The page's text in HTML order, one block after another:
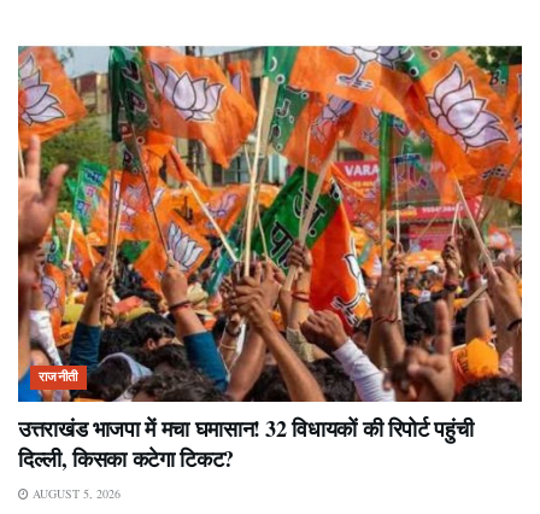
राजनीती
उत्तराखंड भाजपा में मचा घमासान! 32 विधायकों की रिपोर्ट पहुंची
दिल्ली, किसका कटेगा टिकट?
AUGUST 5, 2026